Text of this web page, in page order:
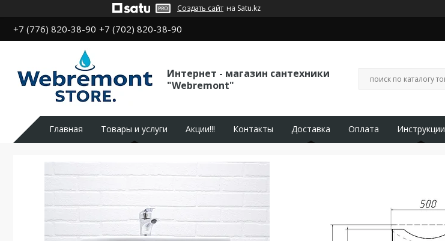
Создать сайт на Satu.kz
+7 (776) 820-38-90 +7 (702) 820-38-90
Интернет - магазин сантехники
"Webremont"
Главная Товары и услуги Акции!!! Контакты Доставка Оплата Инструкции